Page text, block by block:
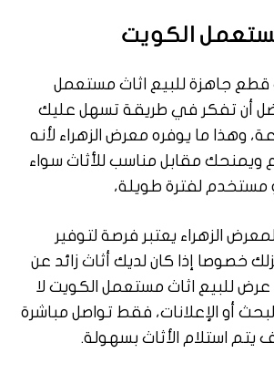
الكويت
قطع جاهزة للبيع اثاث مستعمل
أن تفكر في طريقة تسهل عليك
وهذا ما يوفره معرض الزهراء لأنه
ويمنحك مقابل مناسب للأثاث سواء
مستخدم لفترة طويلة،
الزهراء يعتبر فرصة لتوفير
خصوصا إذا كان لديك أثاث زائد عن
عرض للبيع اثاث مستعمل الكويت لا
أو الإعلانات، فقط تواصل مباشرة
استلام الأثاث بسهولة.